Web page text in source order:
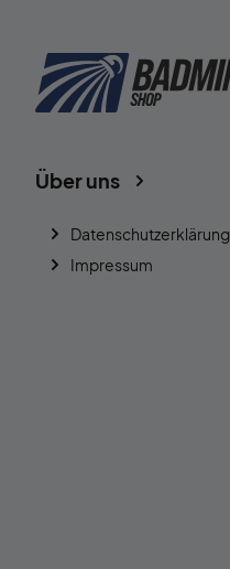
Über uns
Datenschutzerklärung
Impressum